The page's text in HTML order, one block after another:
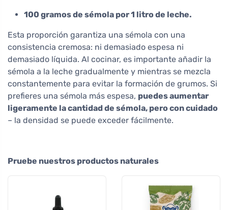
100 gramos de sémola por 1 litro de leche.
Esta proporción garantiza una sémola con una
consistencia cremosa: ni demasiado espesa ni
demasiado líquida. Al cocinar, es importante añadir la
sémola a la leche gradualmente y mientras se mezcla
constantemente para evitar la formación de grumos. Si
prefieres una sémola más espesa, puedes aumentar
ligeramente la cantidad de sémola, pero con cuidado
– la densidad se puede exceder fácilmente.
Pruebe nuestros productos naturales